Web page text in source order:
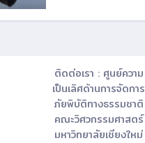
ติดต่อเรา : ศูนย์ความ
เป็นเลิศด้านการจัดการ
ภัยพิบัติทางธรรมชาติ
คณะวิศวกรรมศาสตร์
มหาวิทยาลัยเชียงใหม่